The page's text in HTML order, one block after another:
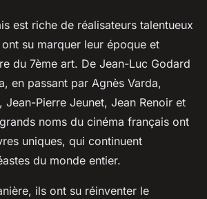
est riche de réalisateurs talentueux
su marquer leur époque et
du 7ème art. De Jean-Luc Godard
en passant par Agnès Varda,
Jean-Pierre Jeunet, Jean Renoir et
noms du cinéma français ont
uniques, qui continuent
du monde entier.
ils ont su réinventer le